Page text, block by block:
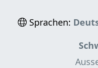
Sprachen: